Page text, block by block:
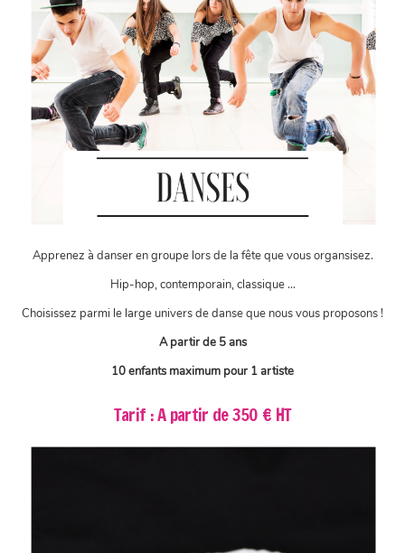
Apprenez à danser en groupe lors de la fête que vous organsisez.
Hip-hop, contemporain, classique …
Choisissez parmi le large univers de danse que nous vous proposons !
A partir de 5 ans
10 enfants maximum pour 1 artiste
Tarif : A partir de 350 € HT